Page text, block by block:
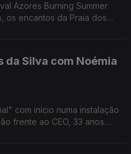
Azores Burning Summer
os encantos da Praia dos
da Silva com Noémia
com início numa instalação
frente ao CEO, 33 anos